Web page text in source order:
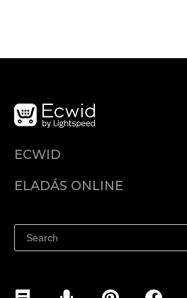
ECWID
Árkalkuláció
ELADÁS ONLINE
Eladás a Facebookon
Eladás Instagramon